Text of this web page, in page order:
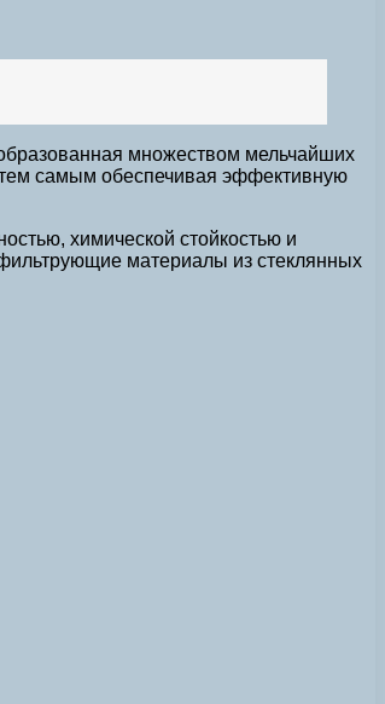
множеством мельчайших
тем самым обеспечивая эффективную
химической стойкостью и
материалы из стеклянных